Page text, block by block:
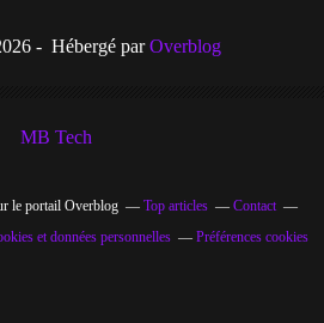
- Hébergé parOverblog
MB Tech
le portail Overblog Top articles
Contact
et données personnelles Préférences cookies